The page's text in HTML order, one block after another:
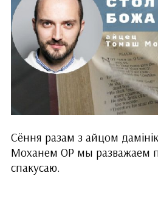
Сёння разам з айцом
Моханем ОР мы разважаем
спакусаю.